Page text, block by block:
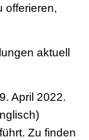
offerieren,
aktuell
April 2022.
Zu finden